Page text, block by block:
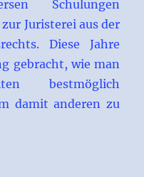
Schulungen
Juristerei aus der
Diese Jahre
gebracht, wie man
bestmöglich
damit anderen zu